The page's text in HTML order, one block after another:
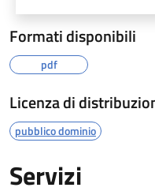
Formati disponibili
pdf
Licenza di
pubblico dominio
Servizi